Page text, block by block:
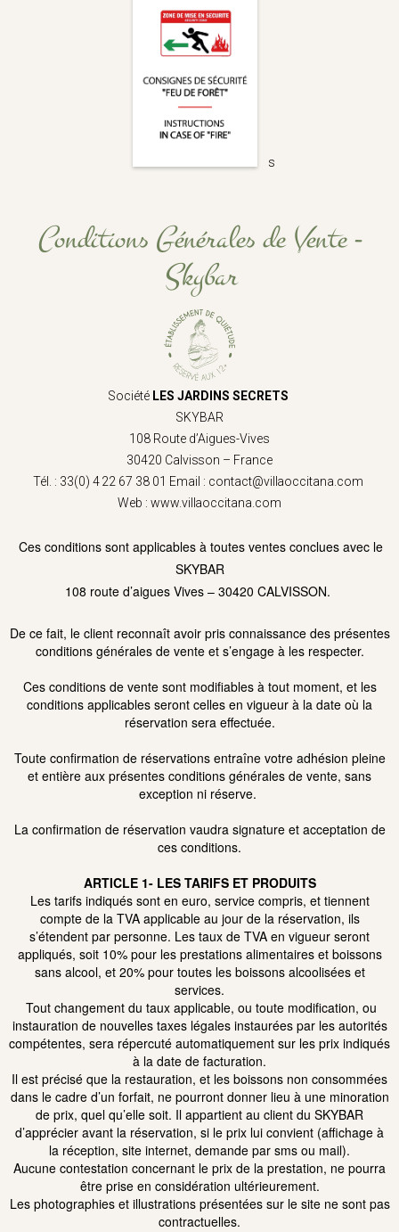
s
Conditions Générales de Vente -
Skybar
Société LES JARDINS SECRETS
SKYBAR
108 Route d’Aigues-Vives
30420 Calvisson – France
Tél. : 33(0) 4 22 67 38 01 Email : contact@villaoccitana.com
Web : www.villaoccitana.com
Ces conditions sont applicables à toutes ventes conclues avec le
SKYBAR
108 route d’aigues Vives – 30420 CALVISSON.
De ce fait, le client reconnaît avoir pris connaissance des présentes
conditions générales de vente et s’engage à les respecter.
Ces conditions de vente sont modifiables à tout moment, et les
conditions applicables seront celles en vigueur à la date où la
réservation sera effectuée.
Toute confirmation de réservations entraîne votre adhésion pleine
et entière aux présentes conditions générales de vente, sans
exception ni réserve.
La confirmation de réservation vaudra signature et acceptation de
ces conditions.
ARTICLE 1- LES TARIFS ET PRODUITS
Les tarifs indiqués sont en euro, service compris, et tiennent
compte de la TVA applicable au jour de la réservation, ils
s’étendent par personne. Les taux de TVA en vigueur seront
appliqués, soit 10% pour les prestations alimentaires et boissons
sans alcool, et 20% pour toutes les boissons alcoolisées et
services.
Tout changement du taux applicable, ou toute modification, ou
instauration de nouvelles taxes légales instaurées par les autorités
compétentes, sera répercuté automatiquement sur les prix indiqués
à la date de facturation.
Il est précisé que la restauration, et les boissons non consommées
dans le cadre d’un forfait, ne pourront donner lieu à une minoration
de prix, quel qu’elle soit. Il appartient au client du SKYBAR
d’apprécier avant la réservation, si le prix lui convient (affichage à
la réception, site internet, demande par sms ou mail).
Aucune contestation concernant le prix de la prestation, ne pourra
être prise en considération ultérieurement.
Les photographies et illustrations présentées sur le site ne sont pas
contractuelles.